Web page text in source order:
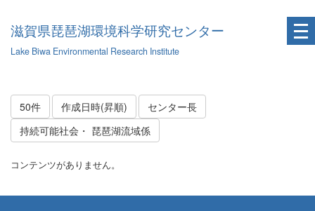
滋賀県琵琶湖環境科学研究センター
Lake Biwa Environmental Research Institute
50件 作成日時(昇順)
センター長
持続可能社会・ 琵琶湖流域係
コンテンツがありません。